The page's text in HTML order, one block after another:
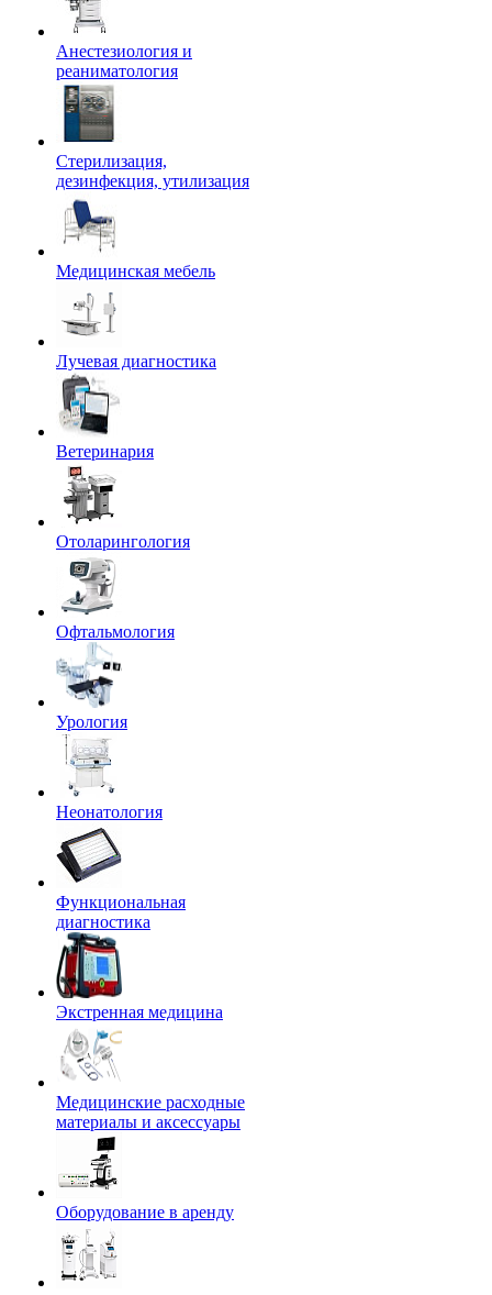
Анестезиология и
реаниматология
Стерилизация,
дезинфекция, утилизация
Медицинская мебель
Лучевая диагностика
Ветеринария
Отоларингология
Офтальмология
Урология
Неонатология
Функциональная
диагностика
Экстренная медицина
Медицинские расходные
материалы и аксессуары
Оборудование в аренду